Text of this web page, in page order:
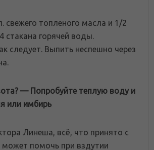
свежего топленого масла и 1/2
стакана горячей воды.
следует. Выпить неспешно через
— Попробуйте теплую воду и
или имбирь
Линеша, всё, что принято с
помочь при вздутии